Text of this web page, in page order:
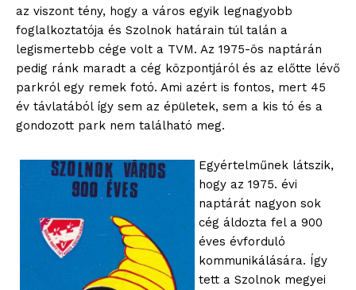
az viszont tény, hogy a város egyik legnagyobb
foglalkoztatója és Szolnok határain túl talán a
legismertebb cége volt a TVM. Az 1975-ös naptárán
pedig ránk maradt a cég központjáról és az előtte lévő
parkról egy remek fotó. Ami azért is fontos, mert 45
év távlatából így sem az épületek, sem a kis tó és a
gondozott park nem található meg.
Egyértelműnek látszik,
hogy az 1975. évi
naptárát nagyon sok
cég áldozta fel a 900
éves évforduló
kommunikálására. Így
tett a Szolnok megyei